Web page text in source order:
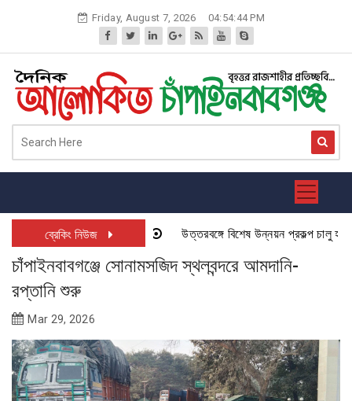
Friday, August 7, 2026 04:54:44 PM
ব্রেকিং নিউজ উত্তরবঙ্গে বিশেষ উন্নয়ন প্রকল্প চালু হতে
চাঁপাইনবাবগঞ্জে সোনামসজিদ স্থলবন্দরে আমদানি-
রপ্তানি শুরু
Mar 29, 2026